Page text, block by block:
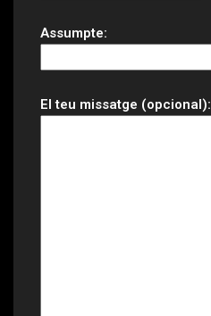
Assumpte:
El teu missatge (opcional):